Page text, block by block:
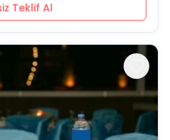
Teklif Al